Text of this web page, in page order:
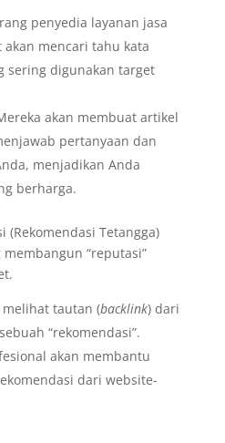
penyedia layanan jasa
akan mencari tahu kata
sering digunakan target
akan membuat artikel
pertanyaan dan
menjadikan Anda
berharga.
(Rekomendasi Tetangga)
“reputasi”
melihat tautan (backlink) dari
“rekomendasi”.
akan membantu
dari website-